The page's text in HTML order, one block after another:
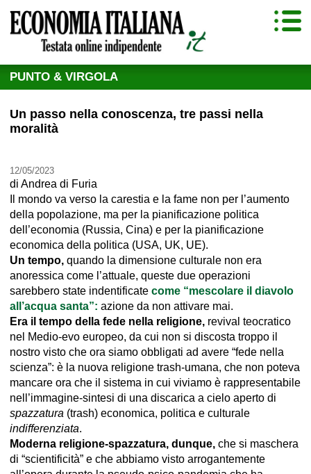
PUNTO & VIRGOLA
Un passo nella conoscenza, tre passi nella
moralità
12/05/2023
di Andrea di Furia
Il mondo va verso la carestia e la fame non per l’aumento
della popolazione, ma per la pianificazione politica
dell’economia (Russia, Cina) e per la pianificazione
economica della politica (USA, UK, UE).
Un tempo, quando la dimensione culturale non era
anoressica come l’attuale, queste due operazioni
sarebbero state indentificate come “mescolare il diavolo
all’acqua santa”: azione da non attivare mai.
Era il tempo della fede nella religione, revival teocratico
nel Medio-evo europeo, da cui non si discosta troppo il
nostro visto che ora siamo obbligati ad avere “fede nella
scienza”: è la nuova religione trash-umana, che non poteva
mancare ora che il sistema in cui viviamo è rappresentabile
nell’immagine-sintesi di una discarica a cielo aperto di
spazzatura (trash) economica, politica e culturale
indifferenziata.
Moderna religione-spazzatura, dunque, che si maschera
di “scientificità” e che abbiamo visto arrogantemente